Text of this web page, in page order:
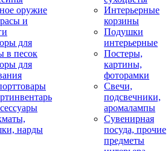
оружие
и
для
в песок
для
нарды
Интерьерные
корзины
Подушки
интерьерные
Постеры,
картины,
фоторамки
Свечи,
подсвечники,
аромалампы
Сувенирная
посуда, прочие
предметы